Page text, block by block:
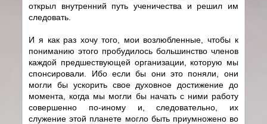
открыл внутренний путь ученичества и решил им
следовать.
И я как раз хочу того, мои возлюбленные, чтобы к
пониманию этого пробудилось большинство членов
каждой предшествующей организации, которую мы
спонсировали. Ибо если бы они это поняли, они
могли бы ускорить свое духовное достижение до
момента, когда мы могли бы начать с ними работу
совершенно по-иному и, следовательно, их
служение этой планете могло быть приумножено во